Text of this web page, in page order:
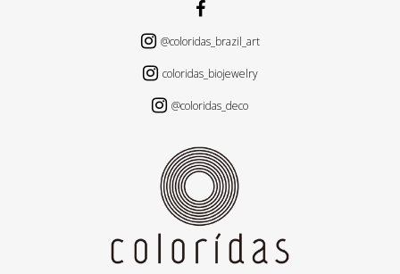
@coloridas_brazil_art
coloridas_biojewelry
@coloridas_deco